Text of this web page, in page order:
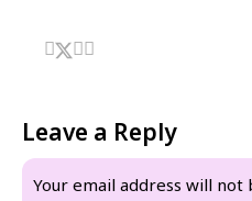
Leave a Reply
Your email address will not